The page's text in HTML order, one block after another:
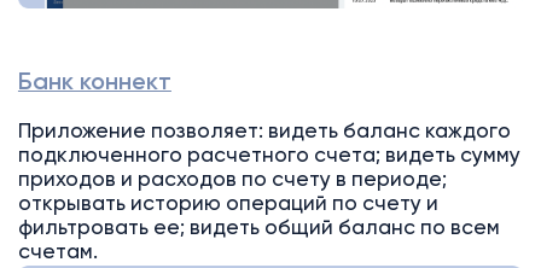
Банк коннект
Приложение позволяет: видеть баланс каждого
подключенного расчетного счета; видеть сумму
приходов и расходов по счету в периоде;
открывать историю операций по счету и
фильтровать ее; видеть общий баланс по всем
счетам.